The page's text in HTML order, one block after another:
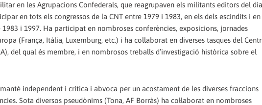
en les Agrupacions Confederals, que reagrupaven els militants editors del
en tots els congressos de la CNT entre 1979 i 1983, en els dels escindits i en
i 1997. Ha participat en nombroses conferències, exposicions, jornades
(França, Itàlia, Luxemburg, etc.) i ha col·laborat en diverses tasques del
del qual és membre, i en nombrosos treballs d’investigació històrica sobre el
independent i crítica i abvoca per un acostament de les diverses fraccions
Sota diversos pseudònims (Tona, AF Borràs) ha col·laborat en nombroses